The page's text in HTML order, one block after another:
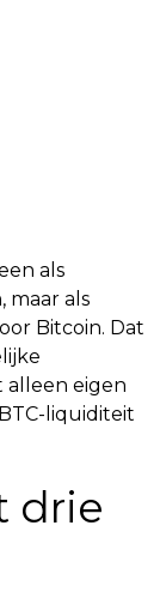
als
maar als
Bitcoin. Dat
alleen eigen
liquiditeit
drie